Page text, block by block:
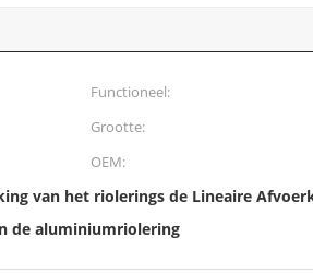
Functioneel:
Grootte:
OEM:
van het riolerings de Lineaire
de aluminiumriolering